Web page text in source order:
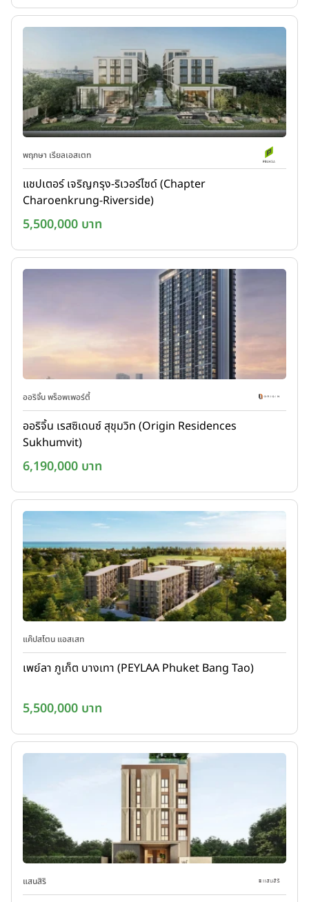
พฤกษา เรียลเอสเตท
แชปเตอร์ เจริญกรุง-ริเวอร์ไซด์ (Chapter
Charoenkrung-Riverside)
5,500,000 บาท
ออริจิ้น พร็อพเพอร์ตี้
ออริจิ้น เรสซิเดนซ์ สุขุมวิท (Origin Residences
Sukhumvit)
6,190,000 บาท
แค๊ปสโตน แอสเสท
เพย์ลา ภูเก็ต บางเทา (PEYLAA Phuket Bang Tao)
5,500,000 บาท
แสนสิริ